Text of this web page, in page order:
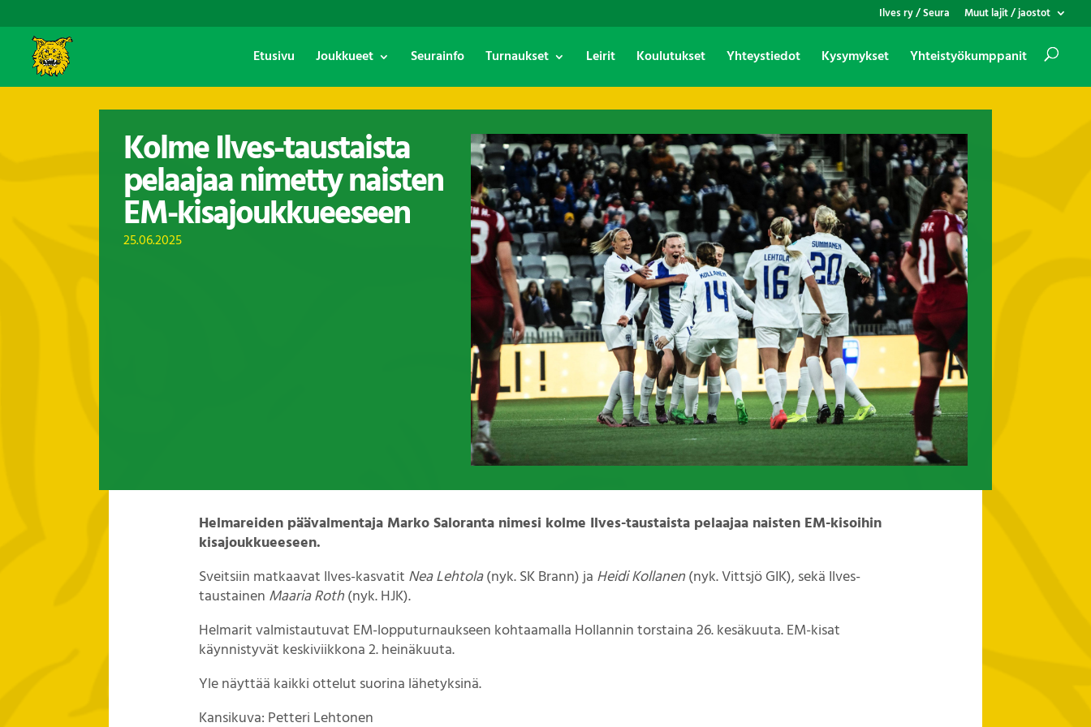
Ilves ry / Seura Muut lajit / jaostot
Etusivu Joukkueet Seurainfo Turnaukset Leirit Koulutukset Yhteystiedot Kysymykset Yhteistyökumppanit
Kolme Ilves-taustaista
pelaajaa nimetty naisten
EM-kisajoukkueeseen
25.06.2025
Helmareiden päävalmentaja Marko Saloranta nimesi kolme Ilves-taustaista pelaajaa naisten EM-kisoihin
kisajoukkueeseen.
Sveitsiin matkaavat Ilves-kasvatit Nea Lehtola(nyk. SK Brann) ja Heidi Kollanen(nyk. Vittsjö GIK), sekä Ilves-
taustainen Maaria Roth(nyk. HJK).
Helmarit valmistautuvat EM-lopputurnaukseen kohtaamalla Hollannin torstaina 26. kesäkuuta. EM-kisat
käynnistyvät keskiviikkona 2. heinäkuuta.
Yle näyttää kaikki ottelut suorina lähetyksinä.
Kansikuva: Petteri Lehtonen